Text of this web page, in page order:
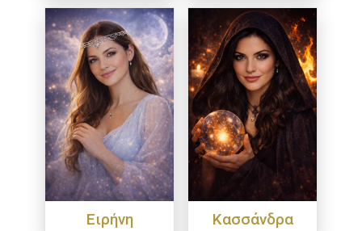
Ειρήνη Κασσάνδρα